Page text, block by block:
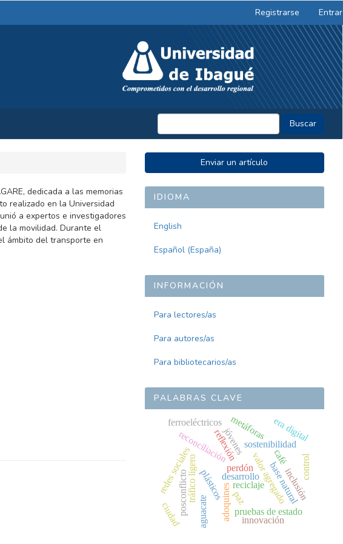
Registrarse Entrar
Buscar
dedicada a las memorias
realizado en la Universidad
a expertos e investigadores
la movilidad. Durante el
ámbito del transporte en
ENVIAR
UN
ARTÍCULO
Enviar un artículo
IDIOMA
English
Español (España)
INFORMACIÓN
Para lectores/as
Para autores/as
Para bibliotecarios/as
PALABRAS CLAVE
adoquinesreciclaje
plásticos
tráfico ligero paz
posconflicto
café
sostenibilidad
desarrollo
perdón
reconciliación
reflexión
valor agregado
pruebas de estado
metáforas
ferroeléctricos
base natural
innovación
aguacate
redes sociales inclusión
ciudad
era digital
jóvenes
control